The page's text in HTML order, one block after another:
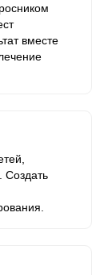
вместе
Создать